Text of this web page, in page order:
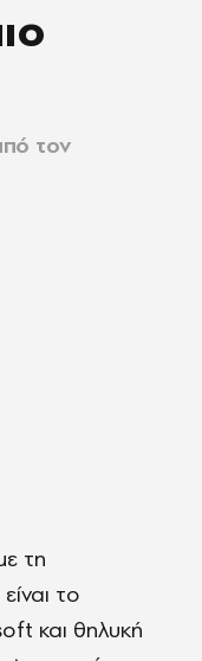
τον
τη
το
και θηλυκή